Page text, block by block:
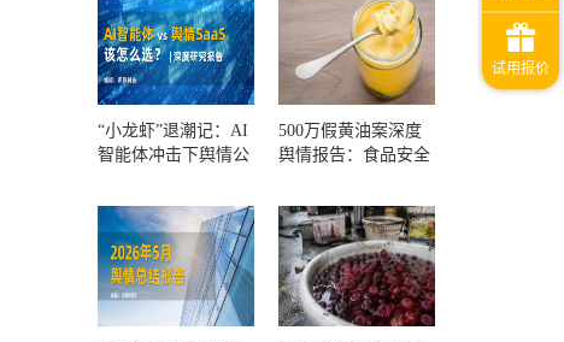
“小龙虾”退潮记：AI
智能体冲击下舆情公
500万假黄油案深度
舆情报告：食品安全
一环？